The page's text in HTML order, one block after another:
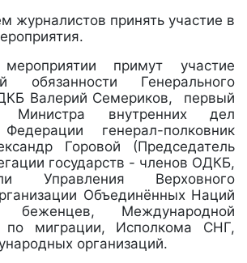
журналистов принять участие в
примут участие
обязанности Генерального
Валерий Семериков, первый
Министра внутренних дел
генерал-полковник
Горовой (Председатель
государств - членов ОДКБ,
Управления Верховного
Объединённых Наций
Международной
по миграции, Исполкома СНГ,
организаций.